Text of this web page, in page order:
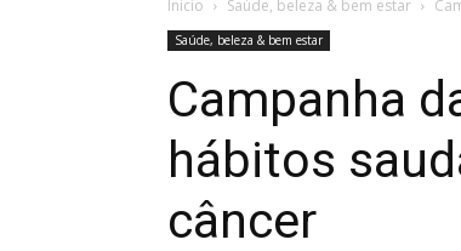
Inicio Saúde, beleza & bem estar
Saúde, beleza & bem estar
Campanha
hábitos
câncer